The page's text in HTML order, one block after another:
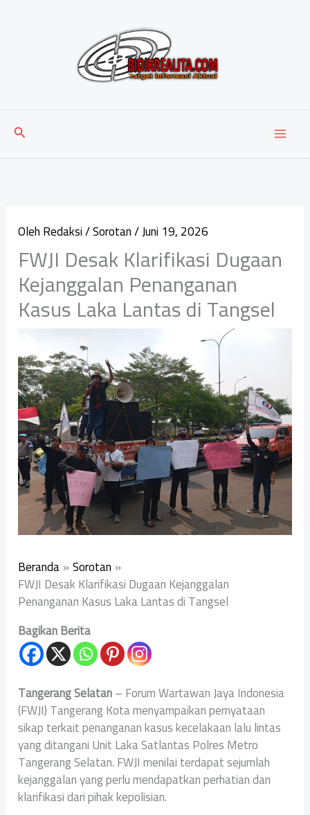
Cari
OlehRedaksi/Sorotan/Juni 19, 2026
FWJI Desak Klarifikasi Dugaan
Kejanggalan Penanganan
Kasus Laka Lantas di Tangsel
Beranda Sorotan
FWJI Desak Klarifikasi Dugaan Kejanggalan
Penanganan Kasus Laka Lantas di Tangsel
Bagikan Berita
Tangerang Selatan– Forum Wartawan Jaya Indonesia
(FWJI) Tangerang Kota menyampaikan pernyataan
sikap terkait penanganan kasus kecelakaan lalu lintas
yang ditangani Unit Laka Satlantas Polres Metro
Tangerang Selatan. FWJI menilai terdapat sejumlah
kejanggalan yang perlu mendapatkan perhatian dan
klarifikasi dari pihak kepolisian.